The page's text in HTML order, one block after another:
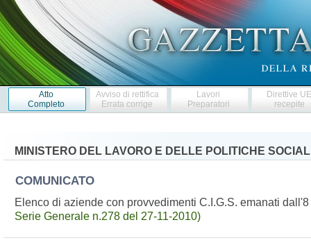
Atto
Completo
Avviso di rettifica
Errata corrige
Lavori
Preparatori
Direttive
recepite
MINISTERO DEL LAVORO E DELLE POLITICHE
COMUNICATO
Elenco di aziende con provvedimenti C.I.G.S. emanati
Serie Generale n.278 del 27-11-2010)